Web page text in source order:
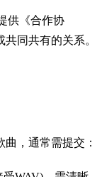
供《合作协
同共有的关系。
，通常需提交：